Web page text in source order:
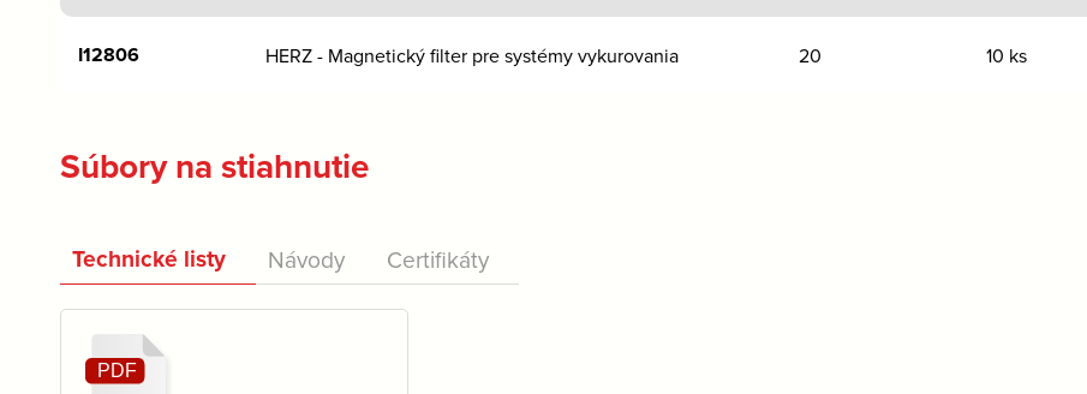
I12806 HERZ - Magnetický filter pre systémy vykurovania 20 10 ks
Súbory na stiahnutie
Technické listy Návody Certifikáty